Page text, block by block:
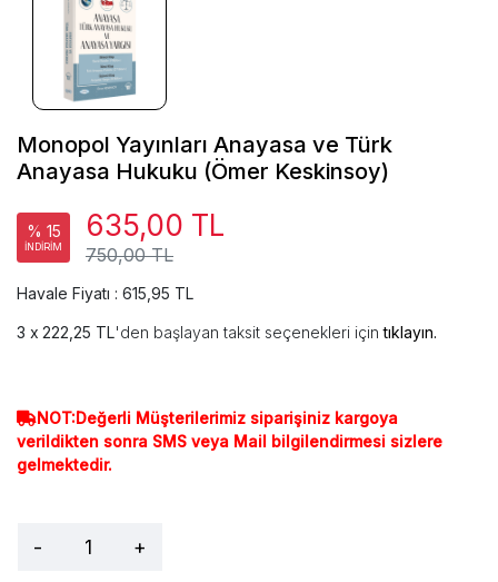
Monopol Yayınları Anayasa ve Türk
Anayasa Hukuku (Ömer Keskinsoy)
% 15
İNDİRİM 750,00 TL
635,00 TL
Havale Fiyatı : 615,95 TL
222,25 TL'den başlayan taksit seçenekleri içintıklayın.
NOT:Değerli Müşterilerimiz siparişiniz kargoya
verildikten sonra SMS veya Mail bilgilendirmesi sizlere
gelmektedir.
- +